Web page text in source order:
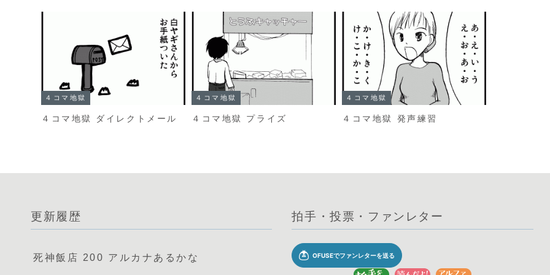
４コマ地獄
４コマ地獄 ダイレクトメール
４コマ地獄
４コマ地獄 プライズ
４コマ地獄
４コマ地獄 発声練習
更新履歴
死神飯店 200 アルカナあるかな
拍手・投票・ファンレター